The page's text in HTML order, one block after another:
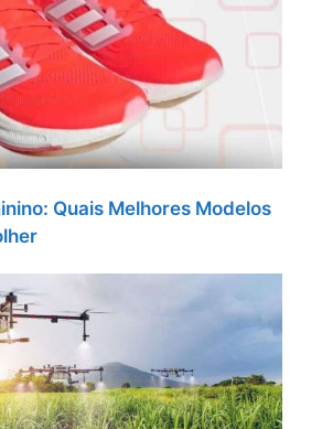
Quais Melhores Modelos